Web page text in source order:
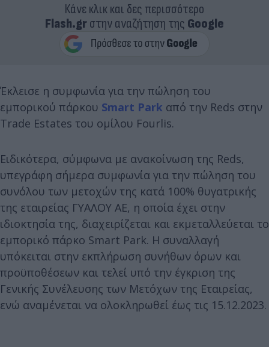
Κάνε κλικ και δες περισσότερο
Flash.grστην αναζήτηση της Google
Έκλεισε η συμφωνία για την πώληση του
εμπορικού πάρκου Smart Park από την Reds στην
Trade Estates του ομίλου Fourlis.
Ειδικότερα, σύμφωνα με ανακοίνωση της Reds,
υπεγράφη σήμερα συμφωνία για την πώληση του
συνόλου των μετοχών της κατά 100% θυγατρικής
της εταιρείας ΓΥΑΛΟΥ ΑΕ, η οποία έχει στην
ιδιοκτησία της, διαχειρίζεται και εκμεταλλεύεται το
εμπορικό πάρκο Smart Park. Η συναλλαγή
υπόκειται στην εκπλήρωση συνήθων όρων και
προϋποθέσεων και τελεί υπό την έγκριση της
Γενικής Συνέλευσης των Μετόχων της Εταιρείας,
ενώ αναμένεται να ολοκληρωθεί έως τις 15.12.2023.